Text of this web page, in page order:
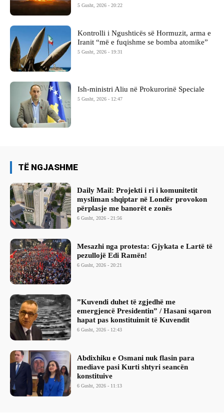
5 Gusht, 2026 - 20:22
Kontrolli i Ngushticës së Hormuzit, arma e
Iranit “më e fuqishme se bomba atomike”
5 Gusht, 2026 - 19:31
Ish-ministri ​Aliu në Prokurorinë Speciale
5 Gusht, 2026 - 12:47
TË NGJASHME
Daily Mail: Projekti i ri i komunitetit
mysliman shqiptar në Londër provokon
përplasje me banorët e zonës
6 Gusht, 2026 - 21:56
Mesazhi nga protesta: Gjykata e Lartë të
pezullojë Edi Ramën!
6 Gusht, 2026 - 20:21
​”Kuvendi duhet të zgjedhë me
emergjencë Presidentin” / Hasani sqaron
hapat pas konstituimit të Kuvendit
6 Gusht, 2026 - 12:43
Abdixhiku e Osmani nuk flasin para
mediave pasi Kurti shtyri seancën
konstituive
6 Gusht, 2026 - 11:13